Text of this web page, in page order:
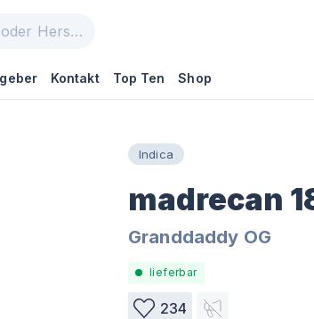
Kontakt Top Ten Shop
Indica
madrecan
Granddaddy OG
lieferbar
234